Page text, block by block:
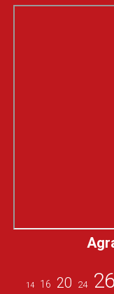
14 16 20 24 26